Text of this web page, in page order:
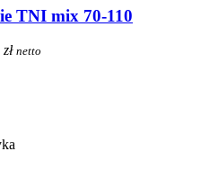
TNI mix 70-110
netto